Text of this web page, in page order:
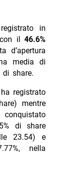
in
con il46.6%
d’apertura
media di
share.
registrato
mentre
di share
23.54) e
nella